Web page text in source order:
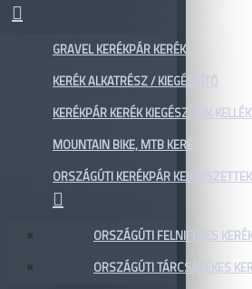
GRAVEL KERÉKPÁR KERÉK
KERÉK ALKATRÉSZ / KIEGÉSZÍTŐ
KERÉKPÁR KERÉK KIEGÉSZÍTŐK
MOUNTAIN BIKE, MTB KERÉK
ORSZÁGÚTI KERÉKPÁR KERÉKSZETTEK
ORSZÁGÚTI FELNIFÉKES
ORSZÁGÚTI TÁRCSAFÉKES